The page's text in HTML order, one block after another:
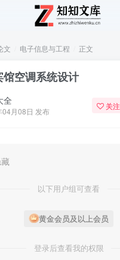
文 电子信息与工程 正文
馆空调系统设计
全
04月08日 发布
关注
以下用户组可查看
黄金会员及以上会员
登录后查看我的权限